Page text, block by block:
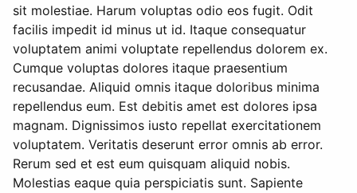
sit molestiae. Harum voluptas odio eos fugit. Odit
facilis impedit id minus ut id. Itaque consequatur
voluptatem animi voluptate repellendus dolorem ex.
Cumque voluptas dolores itaque praesentium
recusandae. Aliquid omnis itaque doloribus minima
repellendus eum. Est debitis amet est dolores ipsa
magnam. Dignissimos iusto repellat exercitationem
voluptatem. Veritatis deserunt error omnis ab error.
Rerum sed et est eum quisquam aliquid nobis.
Molestias eaque quia perspiciatis sunt. Sapiente